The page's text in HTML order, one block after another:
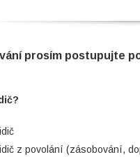
prosím postupujte
z povolání (zásobování,